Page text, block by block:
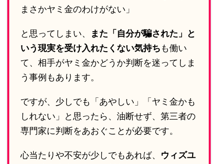
まさかヤミ金のわけがない」
と思ってしまい、
また「自分が騙された」と
いう現実を受け入れたくない気持ちも働い
て、相手がヤミ金かどうか判断を迷ってしま
う事例もあります。
ですが、少しでも「あやしい」「ヤミ金かも
しれない」と思ったら、油断せず、第三者の
専門家に判断をあおぐことが必要です。
心当たりや不安が少しでもあれば、 ウィズユ